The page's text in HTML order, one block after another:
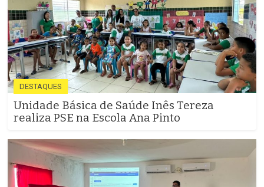
DESTAQUES
Unidade Básica de Saúde Inês Tereza
realiza PSE na Escola Ana Pinto